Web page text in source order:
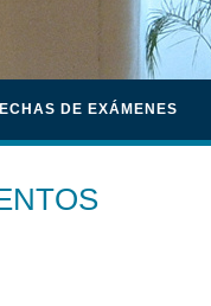
DE EXÁMENES